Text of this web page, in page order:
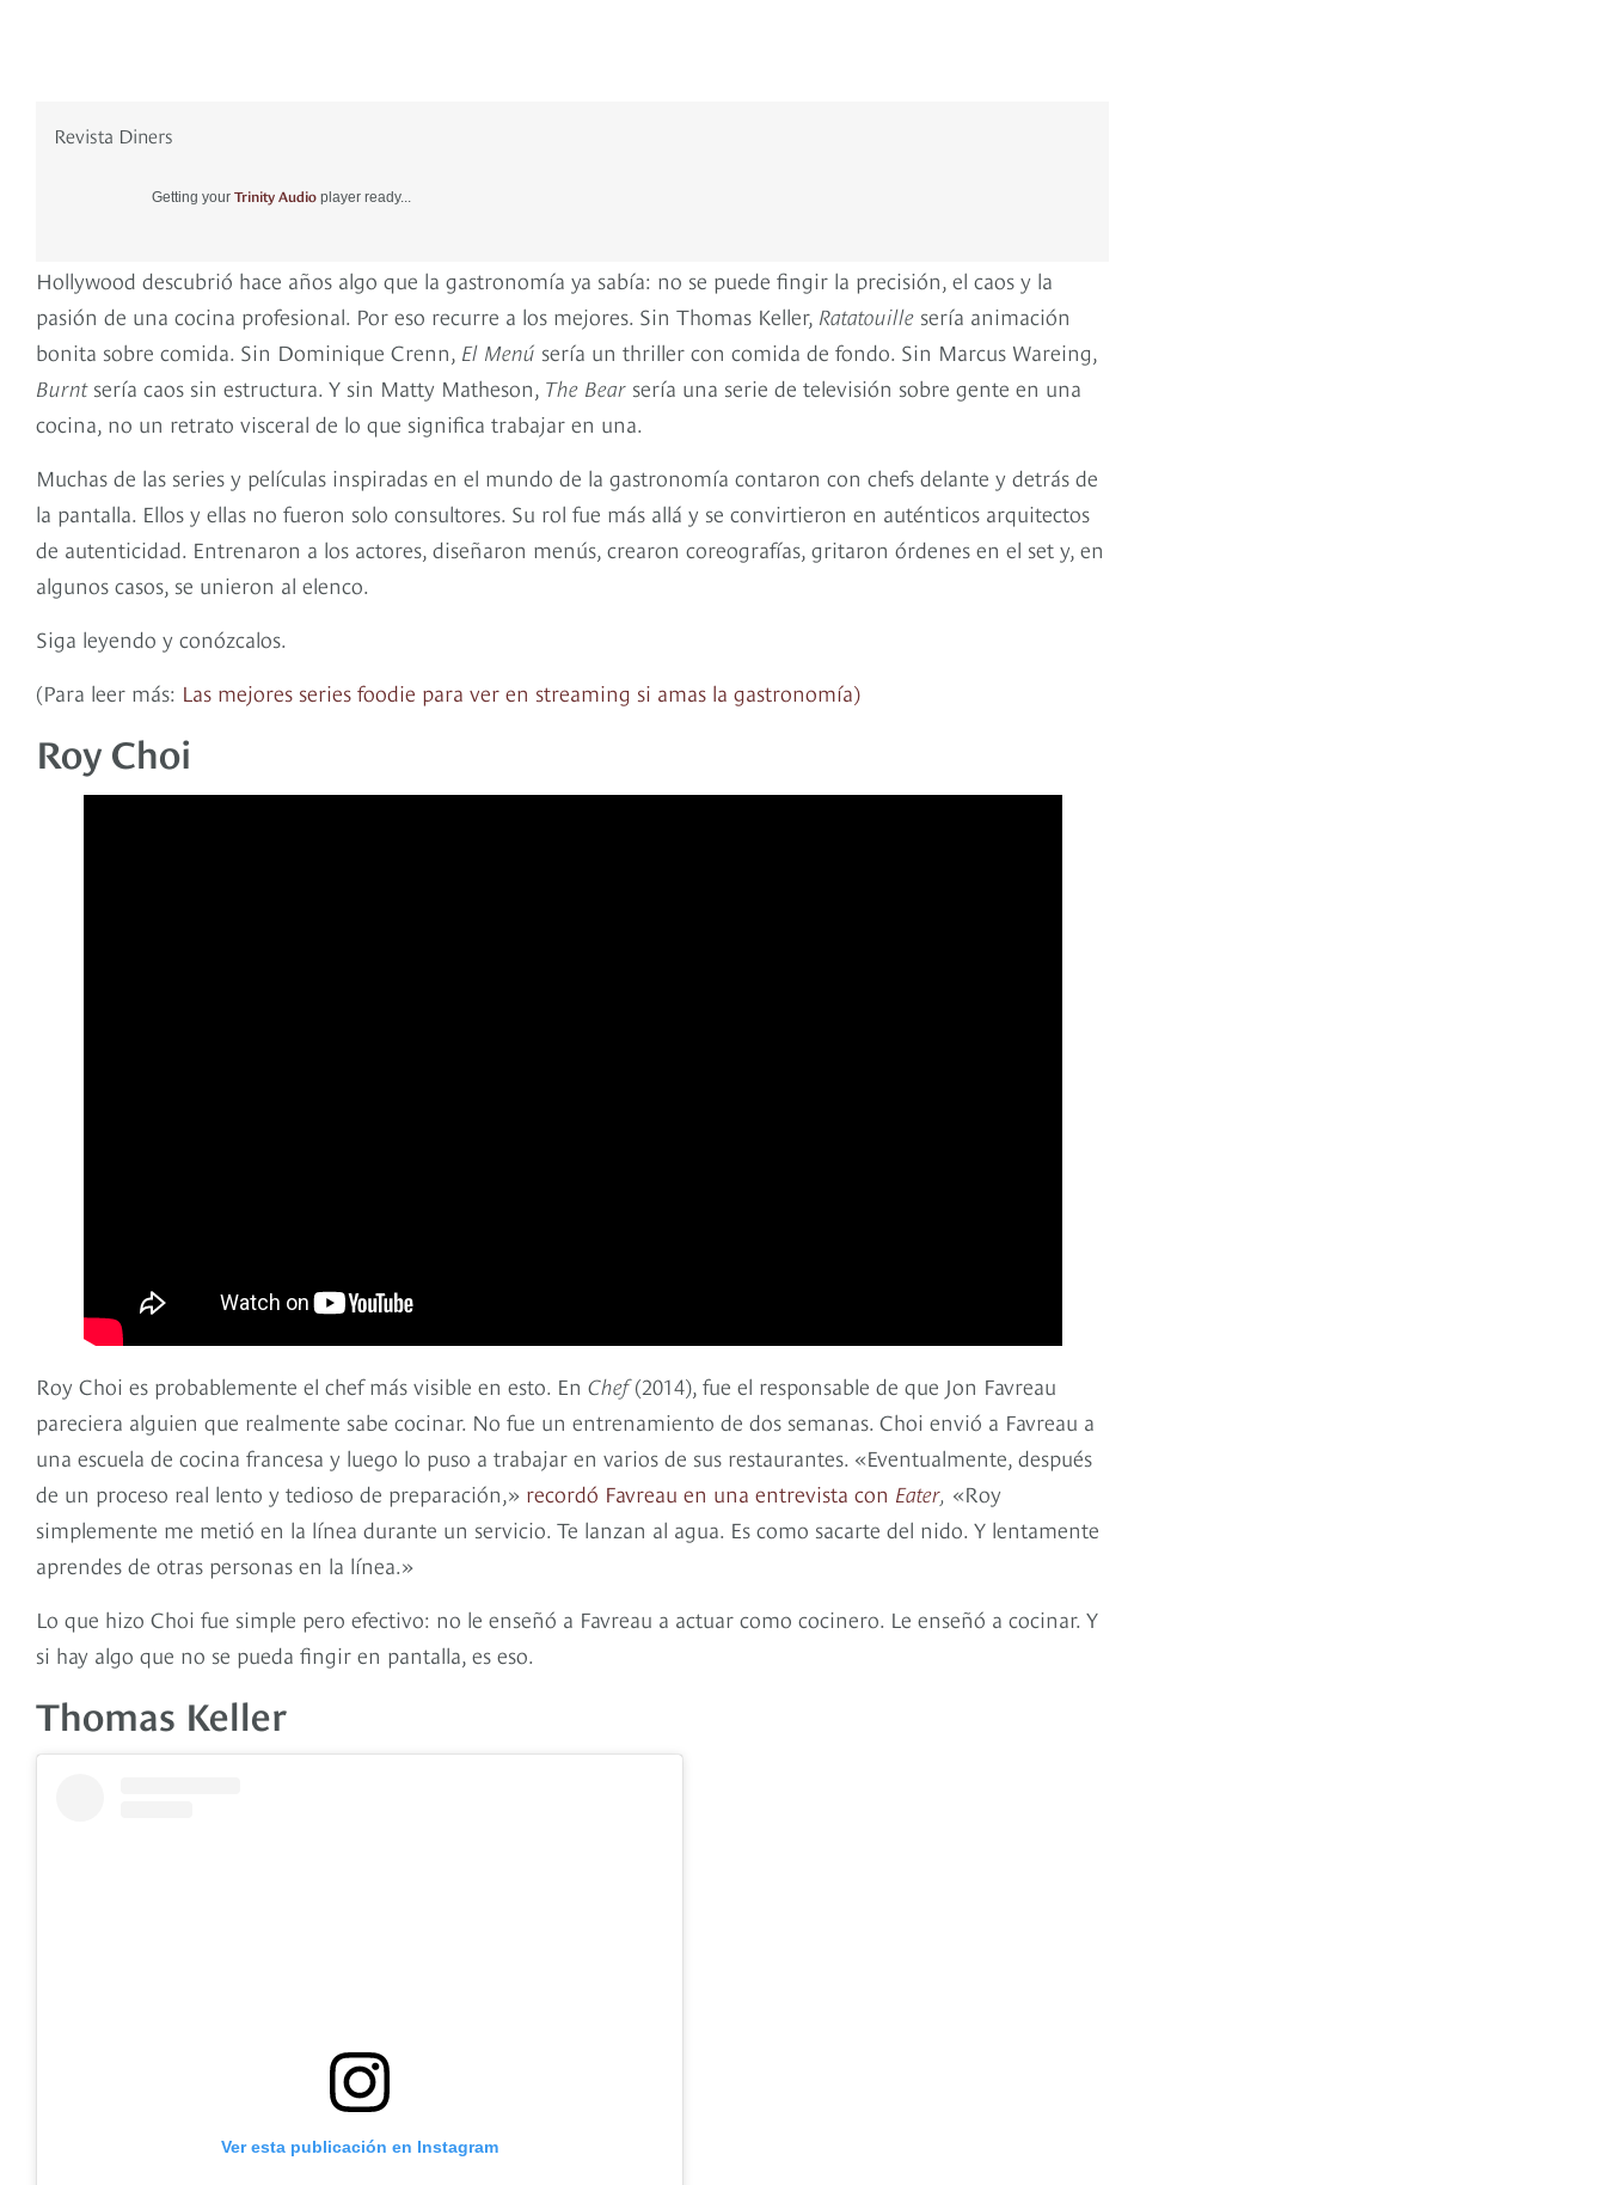
Revista Diners
Getting your Trinity Audio player ready...
Hollywood descubrió hace años algo que la gastronomía ya sabía: no se puede fingir la precisión, el caos y la
pasión de una cocina profesional. Por eso recurre a los mejores. Sin Thomas Keller, Ratatouille sería animación
bonita sobre comida. Sin Dominique Crenn, El Menú sería un thriller con comida de fondo. Sin Marcus Wareing,
Burntsería caos sin estructura. Y sin Matty Matheson, The Bear sería una serie de televisión sobre gente en una
cocina, no un retrato visceral de lo que significa trabajar en una.
Muchas de las series y películas inspiradas en el mundo de la gastronomía contaron con chefs delante y detrás de
la pantalla. Ellos y ellas no fueron solo consultores. Su rol fue más allá y se convirtieron en auténticos arquitectos
de autenticidad. Entrenaron a los actores, diseñaron menús, crearon coreografías, gritaron órdenes en el set y, en
algunos casos, se unieron al elenco.
Siga leyendo y conózcalos.
(Para leer más: Las mejores series foodie para ver en streaming si amas la gastronomía)
Roy Choi
Roy Choi es probablemente el chef más visible en esto. En Chef(2014), fue el responsable de que Jon Favreau
pareciera alguien que realmente sabe cocinar. No fue un entrenamiento de dos semanas. Choi envió a Favreau a
una escuela de cocina francesa y luego lo puso a trabajar en varios de sus restaurantes. «Eventualmente, después
de un proceso real lento y tedioso de preparación,» recordó Favreau en una entrevista con Eater «Roy
simplemente me metió en la línea durante un servicio. Te lanzan al agua. Es como sacarte del nido. Y lentamente
aprendes de otras personas en la línea.»
Lo que hizo Choi fue simple pero efectivo: no le enseñó a Favreau a actuar como cocinero. Le enseñó a cocinar. Y
si hay algo que no se pueda fingir en pantalla, es eso.
Thomas Keller
Ver esta publicación en Instagram